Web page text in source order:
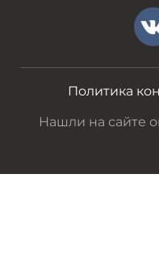
Политика
Нашли на сайте